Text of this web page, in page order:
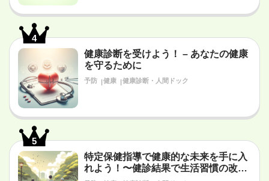
4
健康診断を受けよう！ – あなたの健康
を守るために
予防 健康 健康診断・人間ドック
5
特定保健指導で健康的な未来を手に入
れよう！〜健診結果で生活習慣の改善